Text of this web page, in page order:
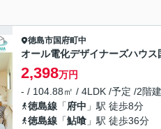
徳島市国府町中
オール電化デザイナーズハウ
2,398万円
- / 104.88㎡ / 4LDK /予定 /2階建
徳島線 「府中 」駅 徒歩8分
徳島線 「鮎喰 」駅 徒歩36分